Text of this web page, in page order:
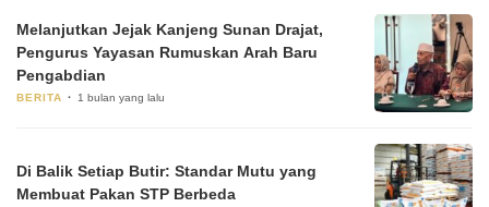
Melanjutkan Jejak Kanjeng Sunan Drajat,
Pengurus Yayasan Rumuskan Arah Baru
Pengabdian
BERITA 1 bulan yang lalu
Di Balik Setiap Butir: Standar Mutu yang
Membuat Pakan STP Berbeda